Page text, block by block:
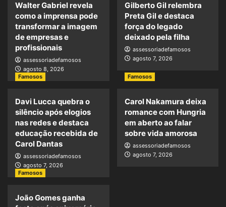
Walter Gabriel revela
como a imprensa pode
transformar a imagem
de empresas e
profissionais
assessoriadefamosos
agosto 8, 2026
Gilberto Gil relembra
Preta Gil e destaca
força do legado
deixado pela filha
assessoriadefamosos
agosto 7, 2026
Famosos
Davi Lucca quebra o
silêncio após elogios
nas redes e destaca
educação recebida de
Carol Dantas
assessoriadefamosos
agosto 7, 2026
Famosos
Carol Nakamura deixa
romance com Hungria
em aberto ao falar
sobre vida amorosa
assessoriadefamosos
agosto 7, 2026
Famosos
João Gomes ganha